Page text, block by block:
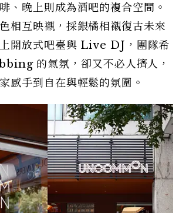
、晚上則成為酒吧的複合空間。
相互映襯，採銀橘相襯復古未來
開放式吧臺與 Live DJ，團隊希
的氣氛，卻又不必人擠人，
感手到自在與輕鬆的氛圍。